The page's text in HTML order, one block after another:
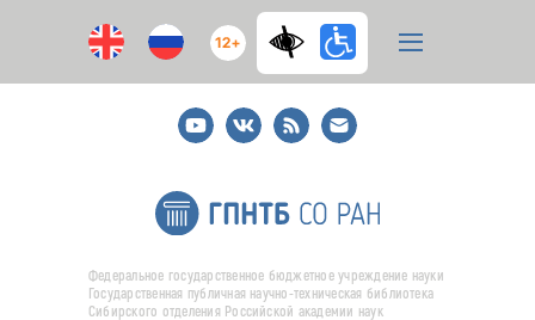
12+
YoutubeВКонтакте
RSS
E-
mail
подписка
Федеральное государственное бюджетное учреждение науки
Государственная публичная научно-техническая библиотека
Сибирского отделения Российской академии наук